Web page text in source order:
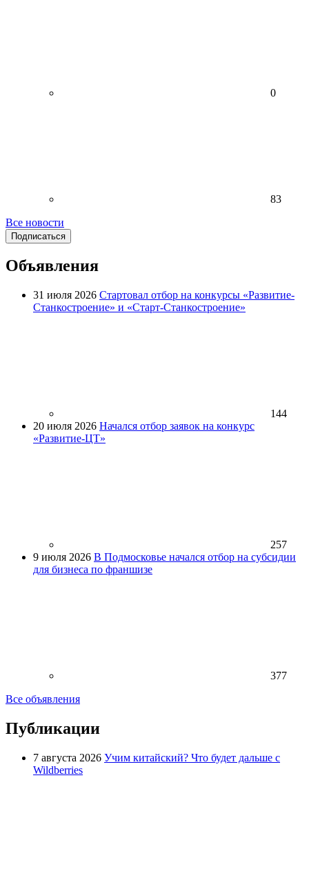
0
83
Все новости
Подписаться
Объявления
31 июля 2026 Стартовал отбор на конкурсы «Развитие-
Станкостроение» и «Старт-Станкостроение»
144
20 июля 2026 Начался отбор заявок на конкурс
«Развитие-ЦТ»
257
9 июля 2026 В Подмосковье начался отбор на субсидии
для бизнеса по франшизе
377
Все объявления
Публикации
7 августа 2026 Учим китайский? Что будет дальше с
Wildberries